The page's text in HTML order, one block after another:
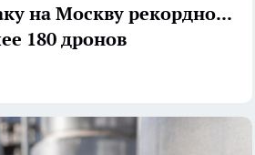
на Москву рекордной:
180 дронов